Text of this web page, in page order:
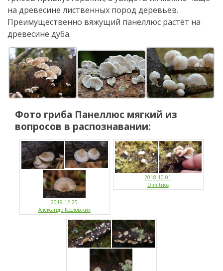
на древесине лиственных пород деревьев.
Преимущественно вяжущий панеллюс растёт на
древесине дуба.
Фото гриба Панеллюс мягкий из
вопросов в распознавании:
2019.12.25
Александр Козловских
2018.10.01
Dimitrios